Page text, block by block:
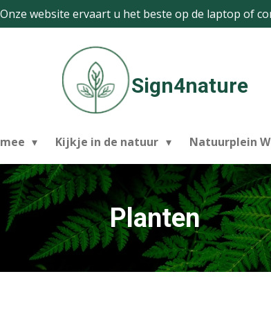
Onze website ervaart u het beste op de laptop of
Sign4nature
Kijkje in de natuur Natuurplein
Planten